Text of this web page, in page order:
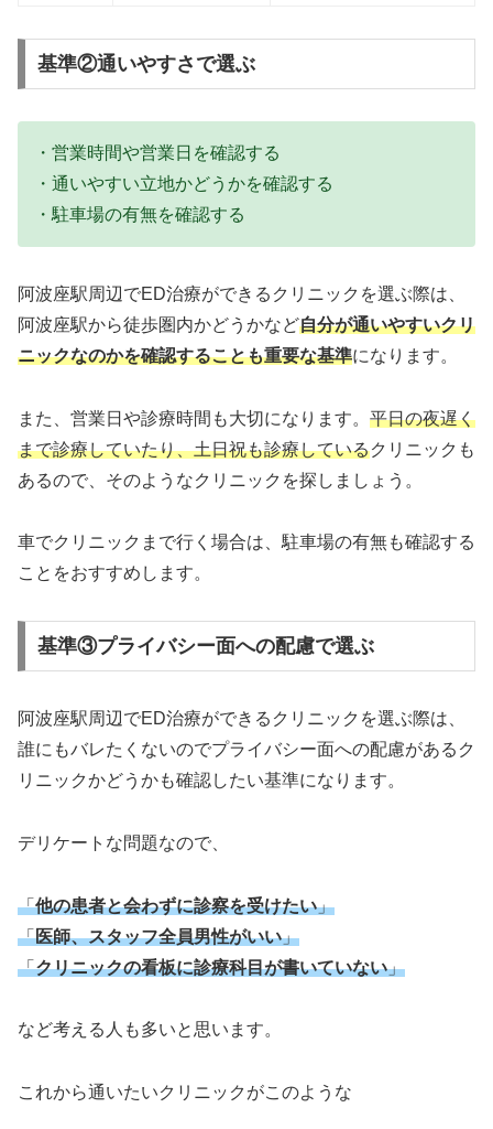
基準②通いやすさで選ぶ
・営業時間や営業日を確認する
・通いやすい立地かどうかを確認する
・駐車場の有無を確認する
阿波座駅周辺でED治療ができるクリニックを選ぶ際は、
阿波座駅から徒歩圏内かどうかなど自分が通いやすいクリ
ニックなのかを確認することも重要な基準になります。
また、営業日や診療時間も大切になります。 平日の夜遅く
まで診療していたり、土日祝も診療しているクリニックも
あるので、そのようなクリニックを探しましょう。
車でクリニックまで行く場合は、駐車場の有無も確認する
ことをおすすめします。
基準③プライバシー面への配慮で選ぶ
阿波座駅周辺でED治療ができるクリニックを選ぶ際は、
誰にもバレたくないのでプライバシー面への配慮があるク
リニックかどうかも確認したい基準になります。
デリケートな問題なので、
「他の患者と会わずに診察を受けたい」
「医師、スタッフ全員男性がいい」
「クリニックの看板に診療科目が書いていない」
など考える人も多いと思います。
これから通いたいクリニックがこのような